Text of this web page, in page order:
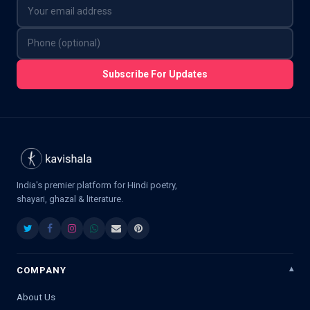
Subscribe For Updates
India's premier platform for Hindi poetry,
shayari, ghazal & literature.
COMPANY
About Us